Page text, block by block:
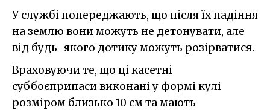
У службі попереджають, що після їх падіння
на землю вони можуть не детонувати, але
від будь-якого дотику можуть розірватися.
Враховуючи те, що ці касетні
суббоєприпаси виконані у формі кулі
розміром близько 10 см та мають